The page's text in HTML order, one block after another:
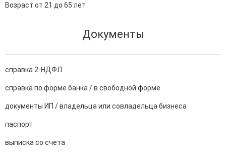
Возраст от 21 до 65 лет
Документы
справка 2-НДФЛ
справка по форме банка / в свободной форме
документы ИП / владельца или совладельца бизнеса
паспорт
выписка со счета